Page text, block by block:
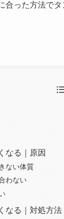
った方法でタ
なる｜原因
ない体質
わない
なる｜対処方法